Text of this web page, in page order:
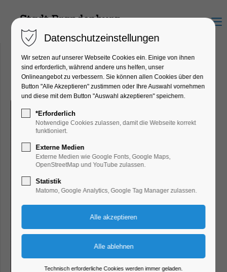
Menu
Friedrich de la Motte Fouqué
Datenschutzeinstellungen
Wir setzen auf unserer Webseite Cookies ein. Einige von ihnen
sind erforderlich, während andere uns helfen, unser
Onlineangebot zu verbessern. Sie können allen Cookies über den
Button "Alle Akzeptieren" zustimmen oder Ihre Auswahl vornehmen
und diese mit dem Button "Auswahl akzeptieren" speichern.
*Erforderlich
Notwendige Cookies zulassen, damit die Webseite korrekt
funktioniert.
Externe Medien
Externe Medien wie Google Fonts, Google Maps,
OpenStreetMap und YouTube zulassen.
Statistik
Matomo, Google Analytics, Google Tag Manager zulassen.
Technisch erforderliche Cookies werden immer geladen.